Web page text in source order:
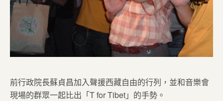
前行政院長蘇貞昌加入聲援西藏自由的行列，並和音樂會
現場的群眾一起比出「T for Tibet」的手勢。